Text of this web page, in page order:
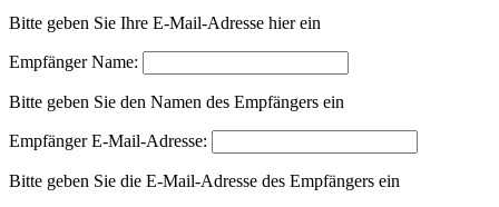
Bitte geben Sie Ihre E-Mail-Adresse hier ein
Empfänger Name:
Bitte geben Sie den Namen des Empfängers ein
Empfänger E-Mail-Adresse:
Bitte geben Sie die E-Mail-Adresse des Empfängers ein